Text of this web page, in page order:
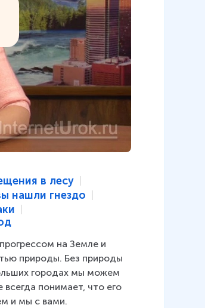
в лесу
нашли гнездо
на Земле и
природы. Без природы
городах мы можем
понимает, что его
и мы с вами.